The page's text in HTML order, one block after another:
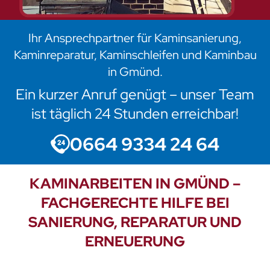
Ihr Ansprechpartner für Kaminsanierung,
Kaminreparatur, Kaminschleifen und Kaminbau
in Gmünd.
Ein kurzer Anruf genügt – unser Team
ist täglich 24 Stunden erreichbar!
0664 9334 24 64
KAMINARBEITEN IN GMÜND –
FACHGERECHTE HILFE BEI
SANIERUNG, REPARATUR UND
ERNEUERUNG